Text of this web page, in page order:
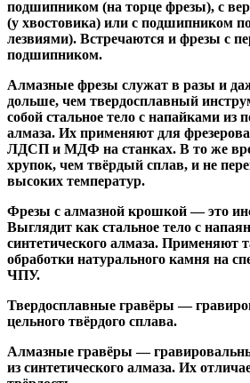
подшипником (на торце фрезы), с
(у хвостовика) или с подшипником
лезвиями). Встречаются и фрезы с
подшипником.
Алмазные фрезы служат в разы и
дольше, чем твердосплавный
собой стальное тело с напайками из
алмаза. Их применяют для
ЛДСП и МДФ на станках. В то же
хрупок, чем твёрдый сплав, и не
высоких температур.
Фрезы с алмазной крошкой— это
Выглядит как стальное тело с
синтетического алмаза. Применяют
обработки натурального камня на
ЧПУ.
Твердосплавные гравёры —
цельного твёрдого сплава.
Алмазные гравёры —
из синтетического алмаза. Их